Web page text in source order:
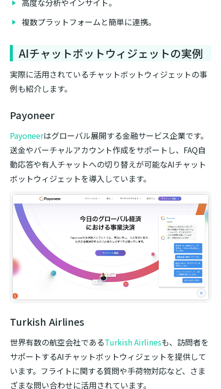
高度な分析やインサイト。
複数プラットフォームと簡単に連携。
AIチャットボットウィジェットの実例
実際に活用されているチャットボットウィジェットの事
例も紹介します。
Payoneer
Payoneerはグローバル展開する金融サービス企業です。
送金やバーチャルアカウント作成をサポートし、FAQ自
動応答や有人チャットへの切り替えが可能なAIチャット
ボットウィジェットを導入しています。
Turkish Airlines
世界有数の航空会社であるTurkish Airlinesも、訪問者を
サポートするAIチャットボットウィジェットを提供して
います。フライトに関する質問や手荷物対応など、さま
ざまな問い合わせに活用されています。